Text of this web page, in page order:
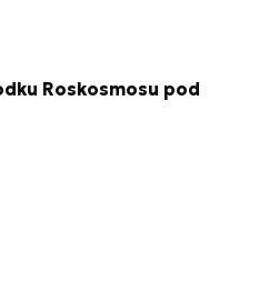
Roskosmosu pod